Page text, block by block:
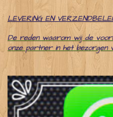
LEVERING EN
De reden waarom wij de
onze partner in het bezorgen